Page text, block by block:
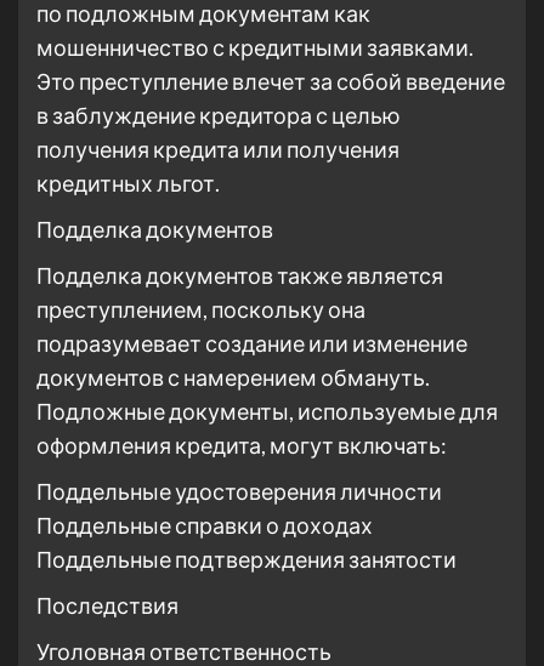
по подложным документам как
мошенничество с кредитными заявками.
Это преступление влечет за собой введение
в заблуждение кредитора с целью
получения кредита или получения
кредитных льгот.
Подделка документов
Подделка документов также является
преступлением, поскольку она
подразумевает создание или изменение
документов с намерением обмануть.
Подложные документы, используемые для
оформления кредита, могут включать:
Поддельные удостоверения личности
Поддельные справки о доходах
Поддельные подтверждения занятости
Последствия
Уголовная ответственность